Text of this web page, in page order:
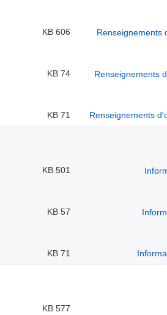
606 KB
74 KB
71 KB
501 KB
57 KB
71 KB
577 KB